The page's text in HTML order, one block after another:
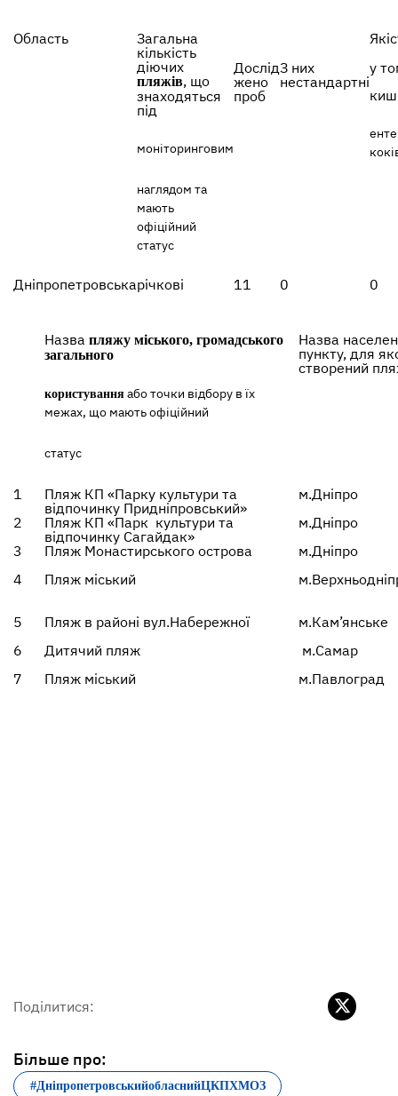
Область
Загальна
кількість
діючих
пляжів, що
знаходяться
під
моніторинговим
наглядом та
мають
офіційний
статус
Дослід
жено
проб
З них
нестандартні
у
Дніпропетровськарічкові 11 0 0
Назва пляжу міського, громадського
загального
користування або точки відбору в їх
межах, що мають офіційний
статус
Назва
пункту, для
створений
1
Пляж КП «Парку культури та
відпочинку Придніпровський»
м.Дніпро
2
Пляж КП «Парк культури та
відпочинку Сагайдак»
м.Дніпро
3
Пляж Монастирського острова
м.Дніпро
4
Пляж міський
5 Пляж в районі вул.Набережної
м.Кам’янське
6
Дитячий пляж
м.Самар
7
Пляж міський м.Павлоград
Поділитися:
Більше про:
#ДніпропетровськийобласнийЦКПХМОЗ